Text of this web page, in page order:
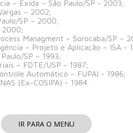
– Exida – São Paulo/SP - 2003;
– 2002;
SP – 2000;
2000;
Managment – Sorocaba/SP –
– Projeto e Aplicação – ISA -
SP – 1993;
– FDTE/USP - 1987;
Automático – FUPAI - 1986;
(Ex-COSIPA) - 1984.
IR PARA O MENU